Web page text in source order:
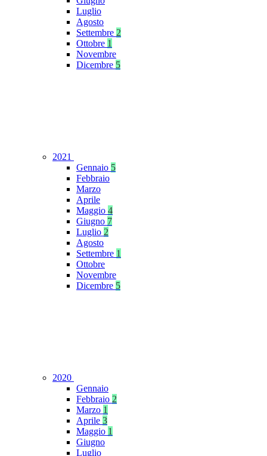
Luglio
Agosto
Settembre 2
Ottobre 1
Novembre
Dicembre 5
2021
Gennaio 5
Febbraio
Marzo
Aprile
Maggio 4
Giugno 7
Luglio 2
Agosto
Settembre 1
Ottobre
Novembre
Dicembre 5
2020
Gennaio
Febbraio 2
Marzo 1
Aprile 3
Maggio 1
Giugno
Luglio